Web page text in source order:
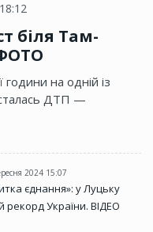
біля Там-
на одній із
ДТП —
2024 15:07
єднання»: у Луцьку
рекорд України. ВІДЕО